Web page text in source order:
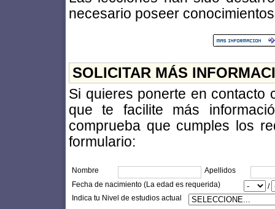
necesario poseer
SOLICITAR MÁS
Si quieres ponerte en contacto
que te facilite más
comprueba que cumples los
formulario:
Nombre
Apellidos
Fecha de nacimiento (La edad es requerida)
/
Indica tu Nivel de estudios actual